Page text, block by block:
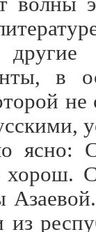
в
не
ясно:
из